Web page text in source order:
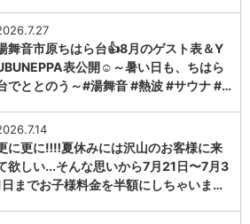
舞音市原ちはら台👍8月のゲスト表＆Y
表公開☺～暑い日も、ちはら
でととのう～#湯舞音 #熱波 #サウナ #…
に更に‼️‼️夏休みには沢山のお客様に来
欲しい...そんな思いから7月21日〜7月3
日までお子様料金を半額にしちゃいま…